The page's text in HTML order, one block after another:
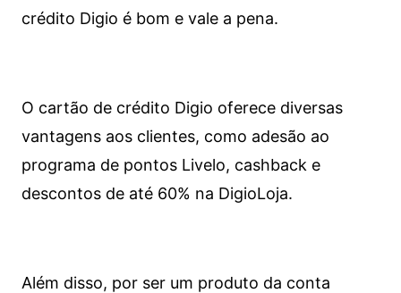
crédito Digio é bom e vale a pena.
O cartão de crédito Digio oferece diversas
vantagens aos clientes, como adesão ao
programa de pontos Livelo, cashback e
descontos de até 60% na DigioLoja.
Além disso, por ser um produto da conta